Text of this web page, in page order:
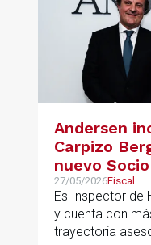
Andersen
Carpizo
nuevo
ibérica de
27/05/2026Fiscal
Es Inspector de
y cuenta con
trayectoria